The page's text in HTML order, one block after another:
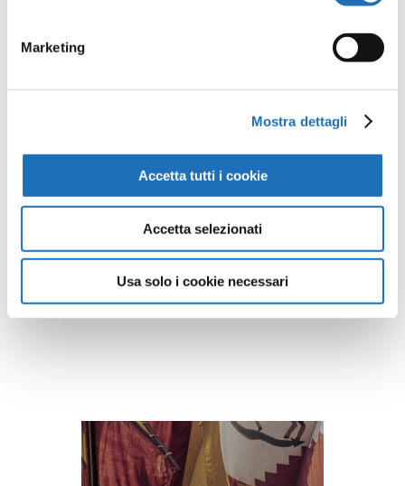
Marketing
Mostra dettagli
Accetta tutti i cookie
Accetta selezionati
Usa solo i cookie necessari
Virtuale
opere della collezione d’arte di
Cesenatico nella Galleria Virtuale:
un viaggio artistico senza confini.